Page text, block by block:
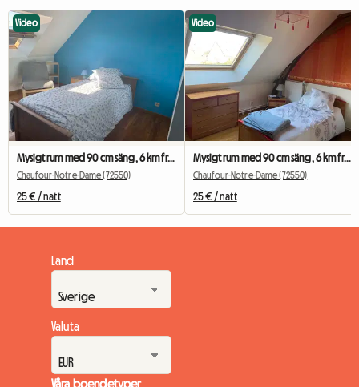
Video
Mysigt rum med 90 cm säng, 6 km från Le Mans universitet
Chaufour-Notre-Dame (72550)
25 € / natt
Video
Mysigt rum med 90 cm säng, 6 km från Le Mans universitet
Chaufour-Notre-Dame (72550)
25 € / natt
Land
Valuta
Våra boendetyper